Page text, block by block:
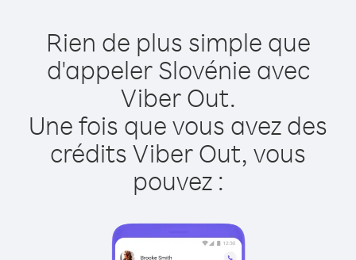
Rien de plus simple que
d'appeler Slovénie avec
Viber Out.
Une fois que vous avez des
crédits Viber Out, vous
pouvez :